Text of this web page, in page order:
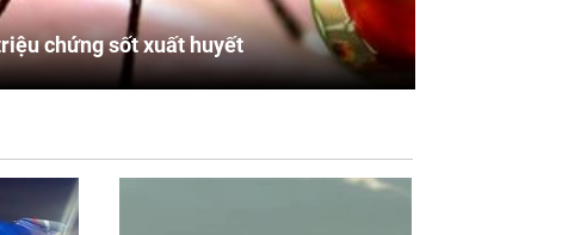
chứng sốt xuất huyết